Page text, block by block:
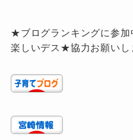
★ブログランキングに参加
楽しいデス★協力お願い